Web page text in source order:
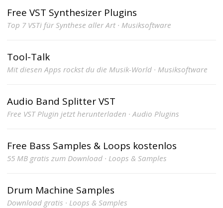
Free VST Synthesizer Plugins
Top 7 VSTi für Synthese aller Art · Musiksoftware
Tool-Talk
Mit diesen Apps rockst du die Musik-World · Musiksoftware
Audio Band Splitter VST
Free VST Plugin jetzt herunterladen · Audio Plugins
Free Bass Samples & Loops kostenlos
55 MB gratis zum Download · Loops & Samples
Drum Machine Samples
Download gratis · Loops & Samples